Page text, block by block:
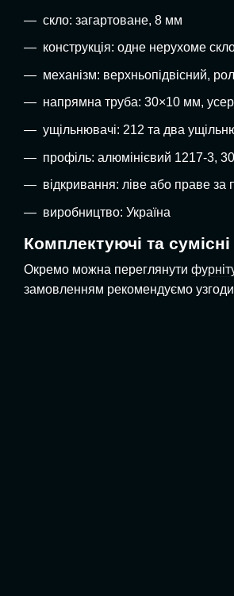
скло: загартоване, 8 мм
конструкція: одне нерухоме
механізм: верхньопідвісний,
напрямна труба: 30×10 мм,
ущільнювачі: 212 та два
профіль: алюмінієвий 1217-3,
відкривання: ліве або праве за
виробництво: Україна
Комплектуючі та
Окремо можна переглянути
замовленням рекомендуємо